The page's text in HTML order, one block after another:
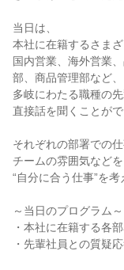
当日は、
本社に在籍するさま
国内営業、海外営業
部、商品管理部など、
多岐にわたる職種の
直接話を聞くことが
それぞれの部署での
チームの雰囲気など
“自分に合う仕事”を考
～当日のプログラム～
・本社に在籍する各
・先輩社員との質疑